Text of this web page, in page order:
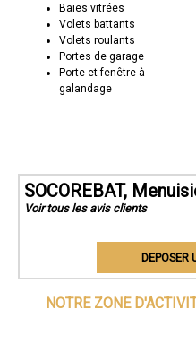
Baies vitrées
Volets battants
Volets roulants
Portes de garage
Porte et fenêtre à
galandage
SOCOREBAT,
Voir tous les avis clients
DEPOSER
NOTRE ZONE